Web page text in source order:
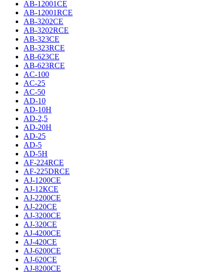
AB-12001CE
AB-12001RCE
AB-3202CE
AB-3202RCE
AB-323CE
AB-323RCE
AB-623CE
AB-623RCE
AC-100
AC-25
AC-50
AD-10
AD-10H
AD-2,5
AD-20H
AD-25
AD-5
AD-5H
AF-224RCE
AF-225DRCE
AJ-1200CE
AJ-12КCE
AJ-2200CE
AJ-220CE
AJ-3200CE
AJ-320CE
AJ-4200CE
AJ-420CE
AJ-6200CE
AJ-620CE
AJ-8200CE